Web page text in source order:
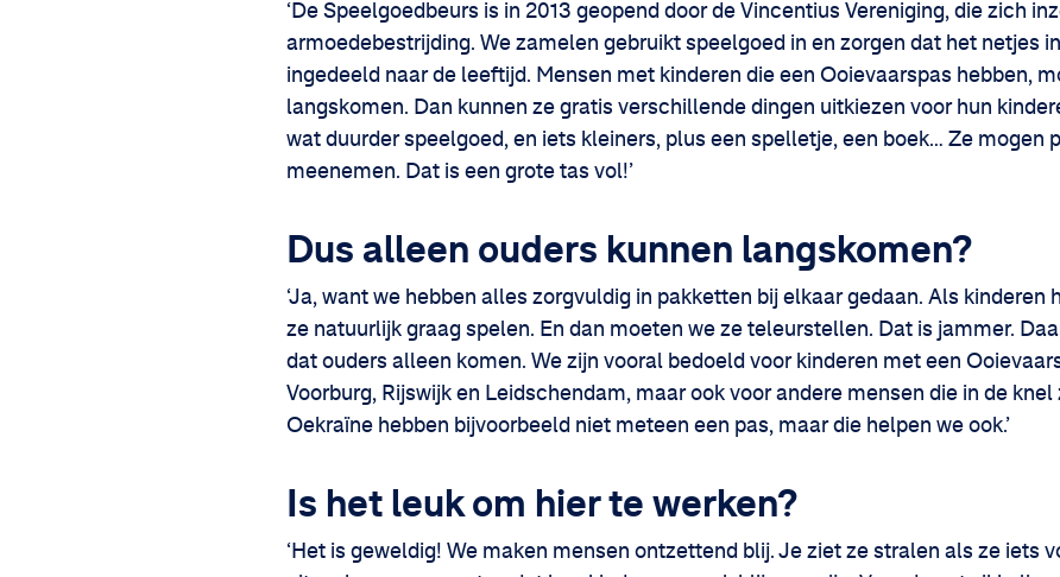
‘De Speelgoedbeurs is in 2013 geopend door de Vincentius Vereniging, die zich
armoedebestrijding. We zamelen gebruikt speelgoed in en zorgen dat het netjes
ingedeeld naar de leeftijd. Mensen met kinderen die een Ooievaarspas hebben,
langskomen. Dan kunnen ze gratis verschillende dingen uitkiezen voor hun
wat duurder speelgoed, en iets kleiners, plus een spelletje, een boek… Ze mogen
meenemen. Dat is een grote tas vol!’
Dus alleen ouders kunnen langskomen?
‘Ja, want we hebben alles zorgvuldig in pakketten bij elkaar gedaan. Als kinderen
ze natuurlijk graag spelen. En dan moeten we ze teleurstellen. Dat is jammer.
dat ouders alleen komen. We zijn vooral bedoeld voor kinderen met een
Voorburg, Rijswijk en Leidschendam, maar ook voor andere mensen die in de
Oekraïne hebben bijvoorbeeld niet meteen een pas, maar die helpen we ook.’
Is het leuk om hier te werken?
‘Het is geweldig! We maken mensen ontzettend blij. Je ziet ze stralen als ze iets